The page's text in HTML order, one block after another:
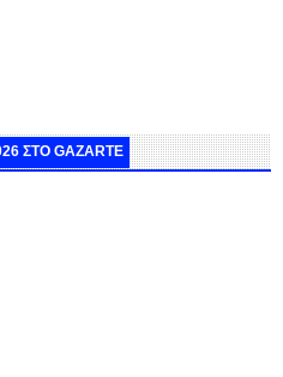
ΣΤΟ GAZARTE